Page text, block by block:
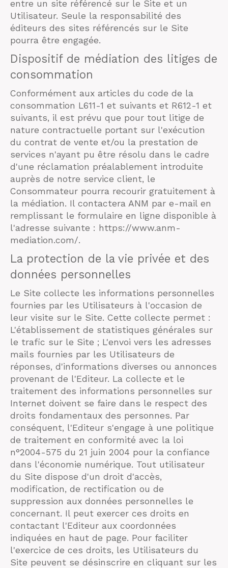
entre un site référencé sur le Site et un
Utilisateur. Seule la responsabilité des
éditeurs des sites référencés sur le Site
pourra être engagée.
Dispositif de médiation des litiges de
consommation
Conformément aux articles du code de la
consommation L611-1 et suivants et R612-1 et
suivants, il est prévu que pour tout litige de
nature contractuelle portant sur l'exécution
du contrat de vente et/ou la prestation de
services n'ayant pu être résolu dans le cadre
d'une réclamation préalablement introduite
auprès de notre service client, le
Consommateur pourra recourir gratuitement à
la médiation. Il contactera ANM par e-mail en
remplissant le formulaire en ligne disponible à
l'adresse suivante : https://www.anm-
mediation.com/.
La protection de la vie privée et des
données personnelles
Le Site collecte les informations personnelles
fournies par les Utilisateurs à l'occasion de
leur visite sur le Site. Cette collecte permet :
L'établissement de statistiques générales sur
le trafic sur le Site ; L'envoi vers les adresses
mails fournies par les Utilisateurs de
réponses, d'informations diverses ou annonces
provenant de l'Editeur. La collecte et le
traitement des informations personnelles sur
Internet doivent se faire dans le respect des
droits fondamentaux des personnes. Par
conséquent, l'Editeur s'engage à une politique
de traitement en conformité avec la loi
n°2004-575 du 21 juin 2004 pour la confiance
dans l'économie numérique. Tout utilisateur
du Site dispose d'un droit d'accès,
modification, de rectification ou de
suppression aux données personnelles le
concernant. Il peut exercer ces droits en
contactant l'Editeur aux coordonnées
indiquées en haut de page. Pour faciliter
l'exercice de ces droits, les Utilisateurs du
Site peuvent se désinscrire en cliquant sur les